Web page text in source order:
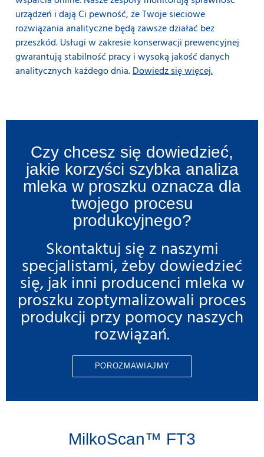
urządzeń i dają Ci pewność, że Twoje sieciowe
rozwiązania analityczne będą zawsze działać bez
przeszkód. Usługi w zakresie konserwacji prewencyjnej
gwarantują stabilność pracy i wysoką jakość danych
analitycznych każdego dnia.Dowiedz się więcej.
Czy chcesz się dowiedzieć,
jakie korzyści szybka analiza
mleka w proszku oznacza dla
twojego procesu
produkcyjnego?
Skontaktuj się z naszymi
specjalistami, żeby dowiedzieć
się, jak inni producenci mleka w
proszku zoptymalizowali proces
produkcji przy pomocy naszych
rozwiązań.
POROZMAWIAJMY
MilkoScan™ FT3